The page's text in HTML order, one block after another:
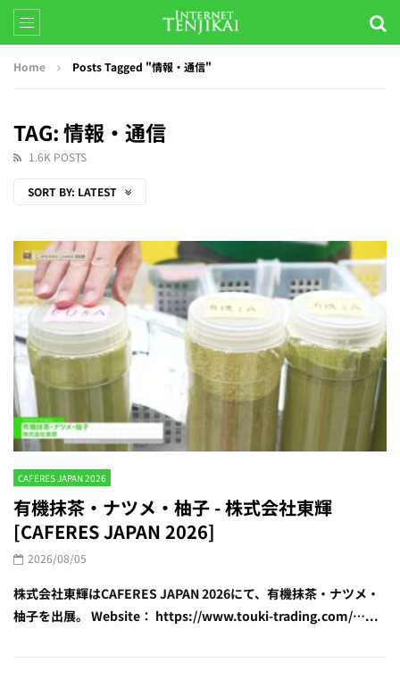
Home Posts Tagged "情報・通信"
TAG: 情報・通信
1.6K POSTS
SORT BY: LATEST
CAFERES JAPAN 2026
有機抹茶・ナツメ・柚子 - 株式会社東輝
[CAFERES JAPAN 2026]
2026/08/05
株式会社東輝はCAFERES JAPAN 2026にて、有機抹茶・ナツメ・
柚子を出展。 Website： https://www.touki-trading.com/…...